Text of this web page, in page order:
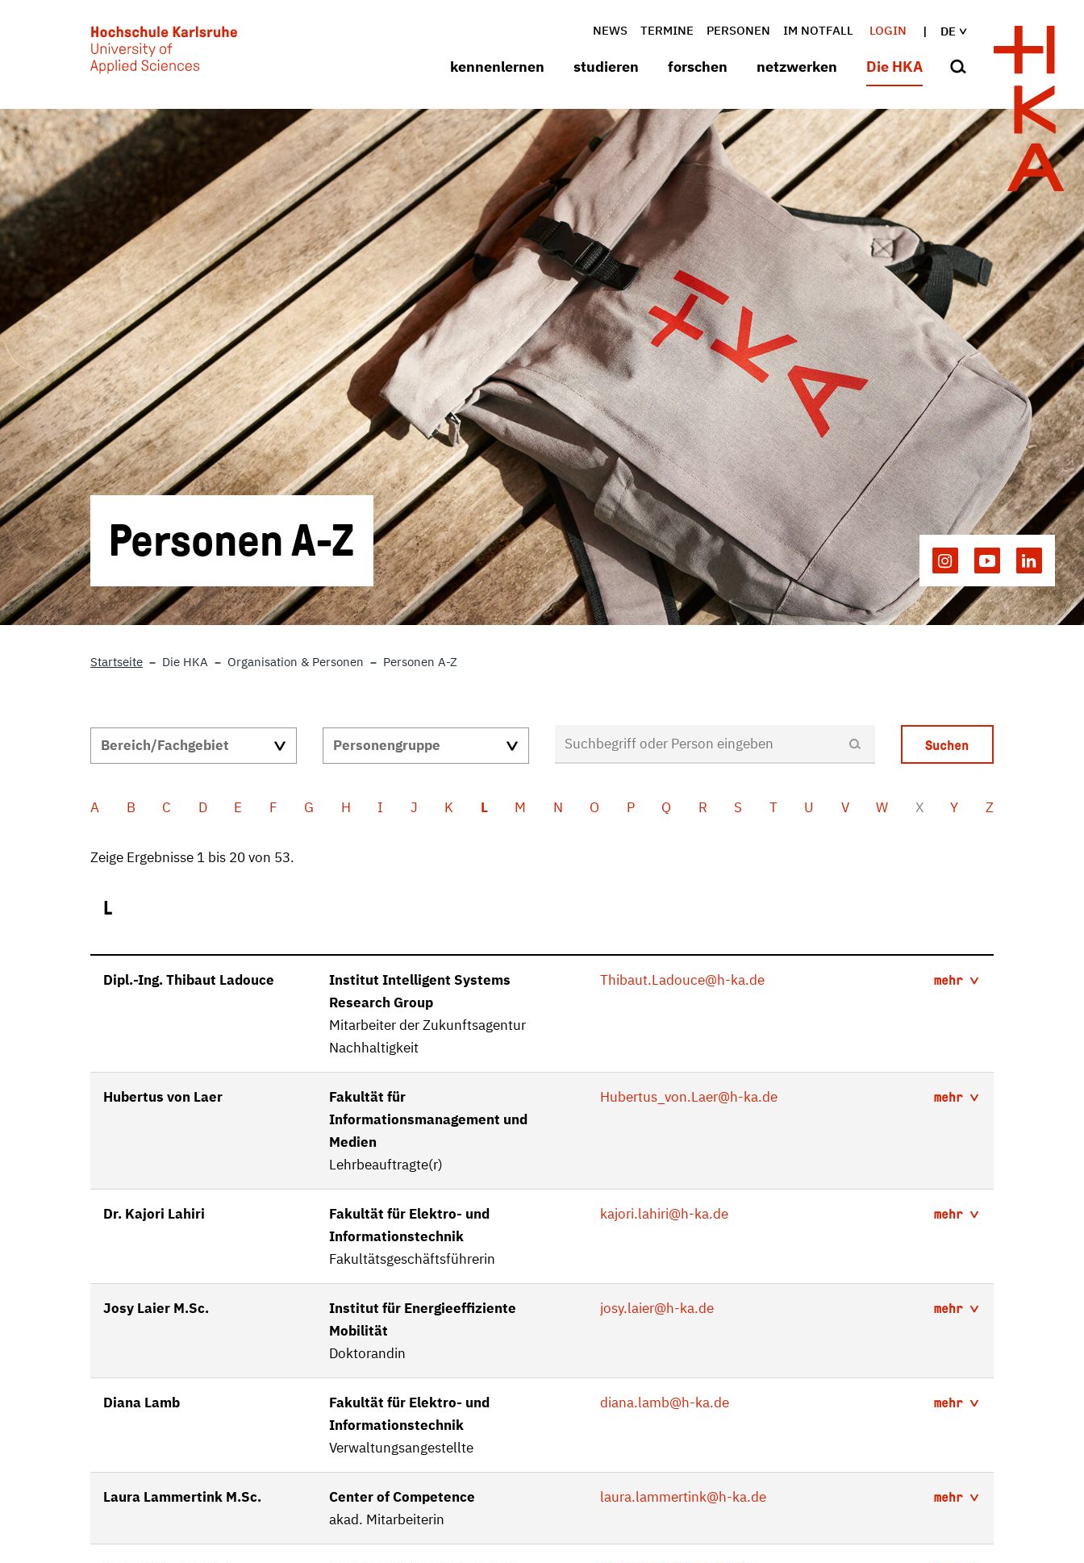
DE
NEWS TERMINE PERSONEN IM NOTFALL LOGIN
kennenlernen studieren forschen netzwerken Die HKA
Personen A-Z
Startseite Die HKA Organisation & Personen Personen A-Z
A B C D E F G H I J K L M N O P Q R S T U V W X Y Z
Zeige Ergebnisse 1 bis 20 von 53.
L
Dipl.-Ing. Thibaut Ladouce
Institut Intelligent Systems
Research Group
Mitarbeiter der Zukunftsagentur
Nachhaltigkeit
Thibaut.Ladouce@h-ka.de mehr
Hubertus von Laer
Fakultät für
Informationsmanagement und
Medien
Lehrbeauftragte(r)
Hubertus_von.Laer@h-ka.de mehr
Dr. Kajori Lahiri
Fakultät für Elektro- und
Informationstechnik
Fakultätsgeschäftsführerin
kajori.lahiri@h-ka.de mehr
Josy Laier M.Sc.
Institut für Energieeffiziente
Mobilität
Doktorandin
josy.laier@h-ka.de mehr
Diana Lamb
Fakultät für Elektro- und
Informationstechnik
Verwaltungsangestellte
diana.lamb@h-ka.de mehr
Laura Lammertink M.Sc.
Center of Competence
akad. Mitarbeiterin
laura.lammertink@h-ka.de mehr